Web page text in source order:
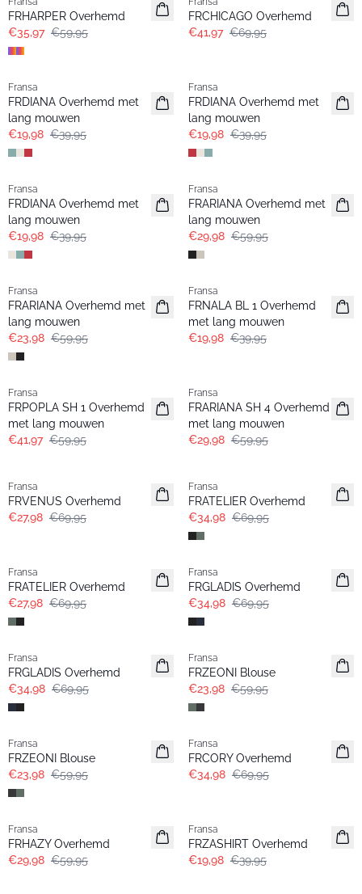
FRHARPER Overhemd
€35,97 €59,95
FRCHICAGO Overhemd
€41,97 €69,95
- 50%
Fransa
FRDIANA Overhemd met
lang mouwen
€19,98 €39,95
Fransa
FRDIANA Overhemd met
lang mouwen
€19,98 €39,95
- 50%
Fransa
FRDIANA Overhemd met
lang mouwen
€19,98 €39,95
Extended size
- 50%
Fransa
FRARIANA Overhemd met
lang mouwen
€29,98 €59,95
Extended size
- 60%
Fransa
FRARIANA Overhemd met
lang mouwen
€23,98 €59,95
Extended size
- 50%
Fransa
FRNALA BL 1 Overhemd
met lang mouwen
€19,98 €39,95
Extended size
-30%
Fransa
FRPOPLA SH 1 Overhemd
met lang mouwen
€41,97 €59,95
Fransa
FRARIANA SH 4 Overhemd
met lang mouwen
€29,98 €59,95
Fransa
FRVENUS Overhemd
€27,98 €69,95
Fransa
FRATELIER Overhemd
€34,98 €69,95
Fransa
FRATELIER Overhemd
€27,98 €69,95
Extended size
- 50%
Fransa
FRGLADIS Overhemd
€34,98 €69,95
Extended size
- 50%
Fransa
FRGLADIS Overhemd
€34,98 €69,95
- 60%
Fransa
FRZEONI Blouse
€23,98 €59,95
- 60%
Fransa
FRZEONI Blouse
€23,98 €59,95
- 50%
Fransa
FRCORY Overhemd
€34,98 €69,95
- 50%
Fransa
FRHAZY Overhemd
€29,98 €59,95
Fransa
FRZASHIRT Overhemd
€19,98 €39,95